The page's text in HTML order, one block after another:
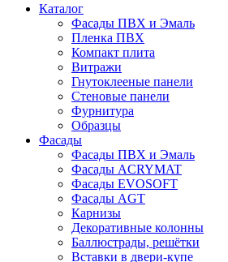
Каталог
Фасады ПВХ и Эмаль
Пленка ПВХ
Компакт плита
Витражи
Гнутоклееные панели
Стеновые панели
Фурнитура
Образцы
Фасады
Фасады ПВХ и Эмаль
Фасады ACRYMAT
Фасады EVOSOFT
Фасады AGT
Карнизы
Декоративные колонны
Баллюстрады, решётки
Вставки в двери-купе